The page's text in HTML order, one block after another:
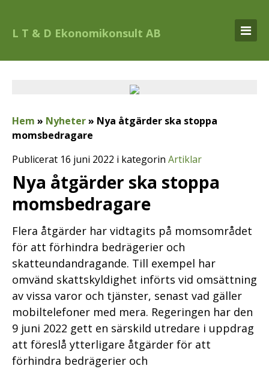
L T & D Ekonomikonsult AB
Hem » Nyheter» Nya åtgärder ska stoppa
momsbedragare
Publicerat 16 juni 2022 i kategorin Artiklar
Nya åtgärder ska stoppa
momsbedragare
Flera åtgärder har vidtagits på momsområdet
för att förhindra bedrägerier och
skatteundandragande. Till exempel har
omvänd skattskyldighet införts vid omsättning
av vissa varor och tjänster, senast vad gäller
mobiltelefoner med mera. Regeringen har den
9 juni 2022 gett en särskild utredare i uppdrag
att föreslå ytterligare åtgärder för att
förhindra bedrägerier och